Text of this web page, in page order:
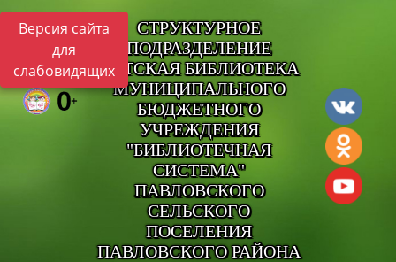
Версия сайта
для
слабовидящих
СТРУКТУРНОЕ
ПОДРАЗДЕЛЕНИЕ
ДЕТСКАЯ БИБЛИОТЕКА
МУНИЦИПАЛЬНОГО
БЮДЖЕТНОГО
УЧРЕЖДЕНИЯ
"БИБЛИОТЕЧНАЯ
СИСТЕМА"
ПАВЛОВСКОГО
СЕЛЬСКОГО
ПОСЕЛЕНИЯ
ПАВЛОВСКОГО РАЙОНА